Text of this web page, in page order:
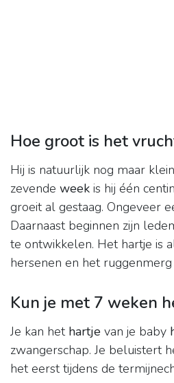
Hoe groot is het
Hij is natuurlijk nog maar
zevende week is hij één
groeit al gestaag. Ongeveer
Daarnaast beginnen zijn
te ontwikkelen. Het hartje is
hersenen en het ruggenmerg
Kun je met 7 weken
Je kan het hartje van je baby
zwangerschap. Je beluistert
het eerst tijdens de